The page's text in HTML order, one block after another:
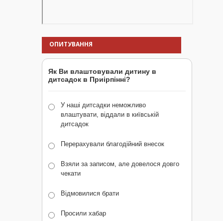
ОПИТУВАННЯ
Як Ви влаштовували дитину в
дитсадок в Приірпінні?
У наші дитсадки неможливо
влаштувати, віддали в київській
дитсадок
Перерахували благодійний внесок
Взяли за записом, але довелося довго
чекати
Відмовилися брати
Просили хабар